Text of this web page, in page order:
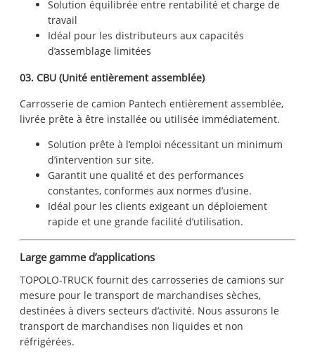
Solution équilibrée entre rentabilité et charge de
travail
Idéal pour les distributeurs aux capacités
d’assemblage limitées
03. CBU (Unité entièrement assemblée)
Carrosserie de camion Pantech entièrement assemblée,
livrée prête à être installée ou utilisée immédiatement.
Solution prête à l’emploi nécessitant un minimum
d’intervention sur site.
Garantit une qualité et des performances
constantes, conformes aux normes d’usine.
Idéal pour les clients exigeant un déploiement
rapide et une grande facilité d’utilisation.
Large gamme d’applications
TOPOLO-TRUCK fournit des carrosseries de camions sur
mesure pour le transport de marchandises sèches,
destinées à divers secteurs d’activité. Nous assurons le
transport de marchandises non liquides et non
réfrigérées.